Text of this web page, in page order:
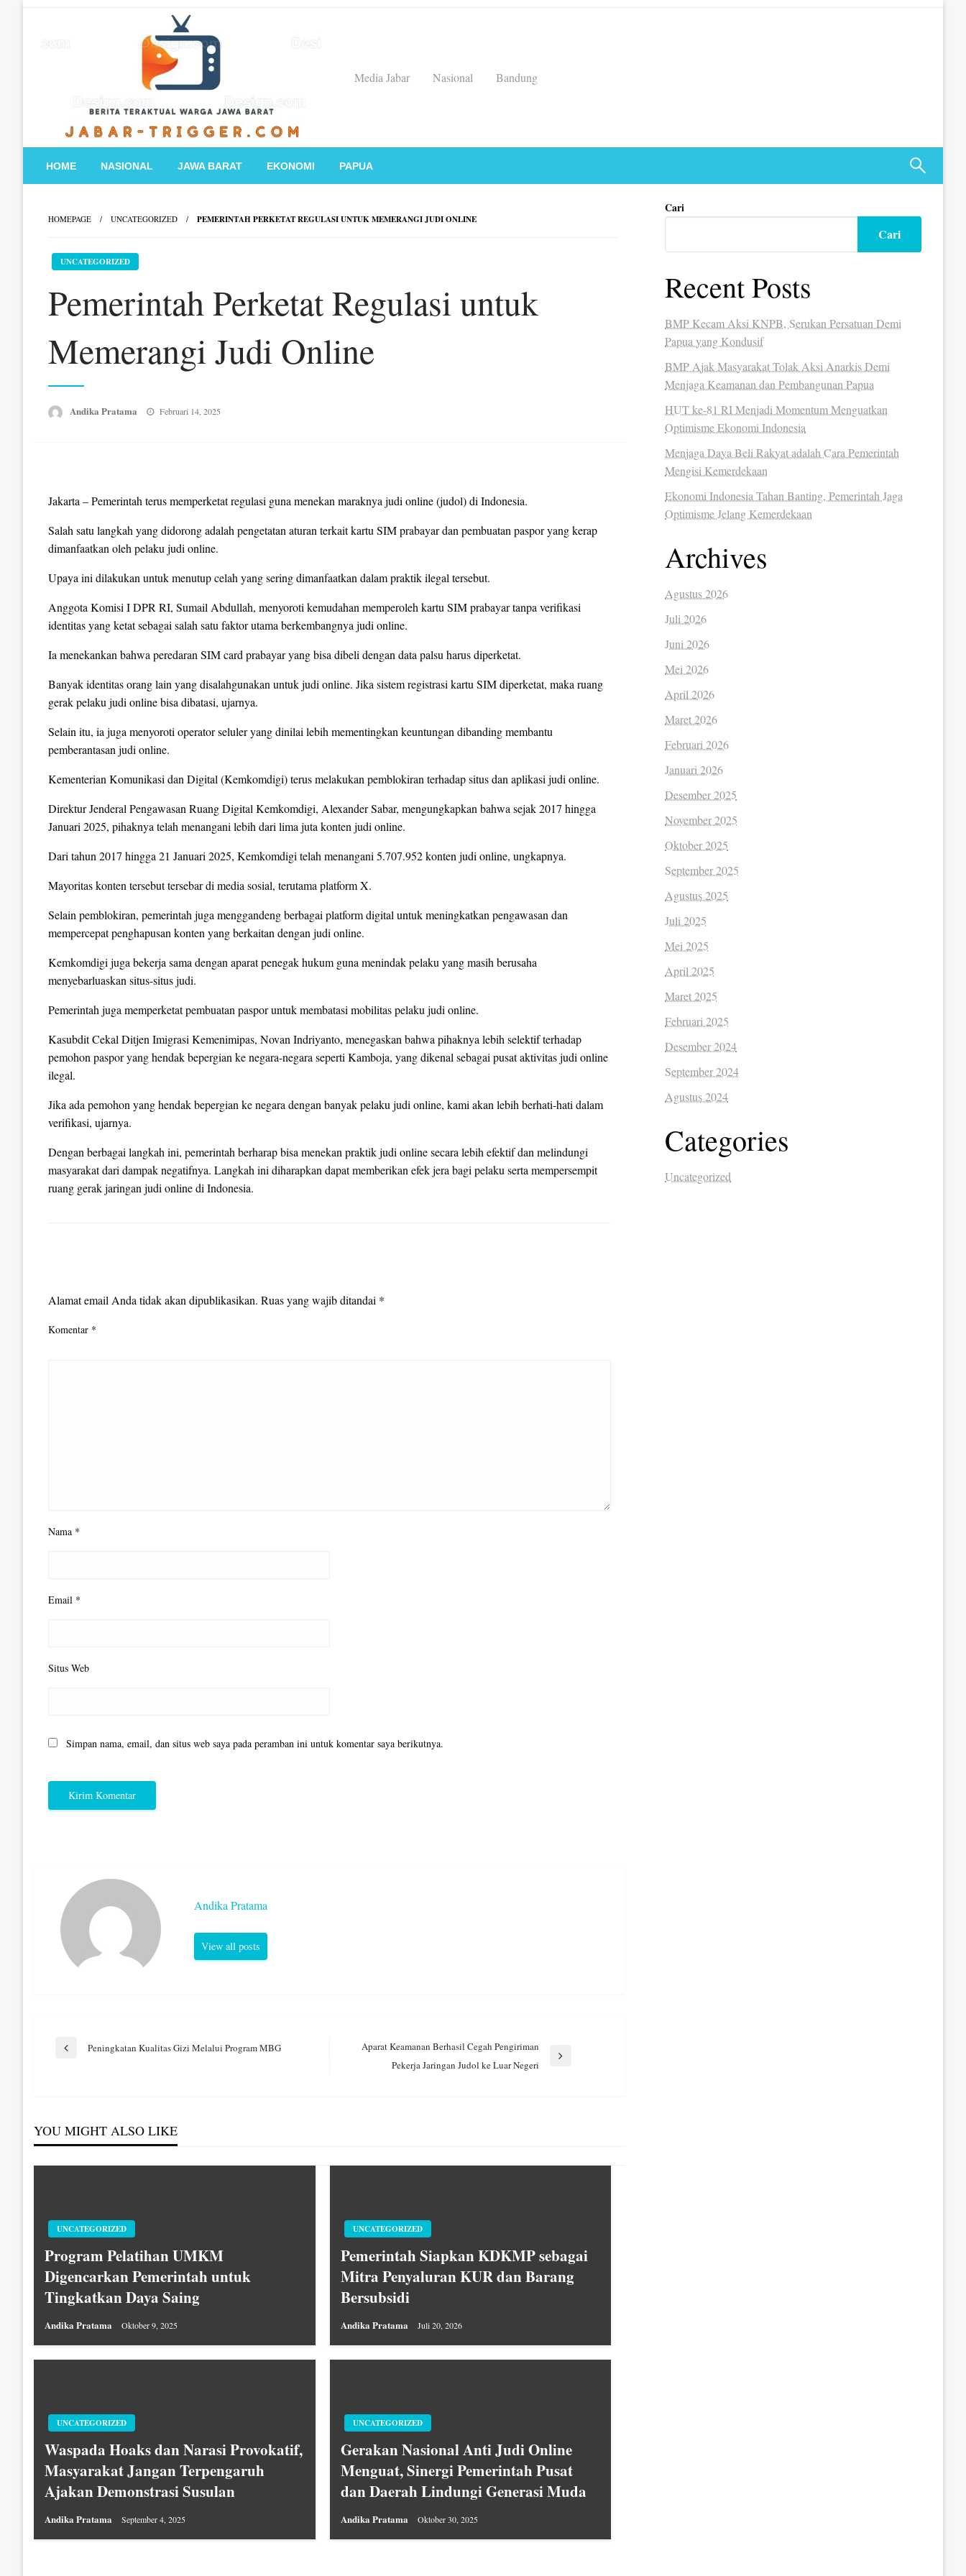
Media Jabar
Nasional Bandung
HOME NASIONAL JAWA BARAT EKONOMI PAPUA
HOMEPAGE UNCATEGORIZED PEMERINTAH PERKETAT REGULASI UNTUK MEMERANGI JUDI ONLINE
UNCATEGORIZED
Pemerintah Perketat Regulasi untuk
Memerangi Judi Online
Andika Pratama
Posted
Februari 14, 2025
Jakarta – Pemerintah terus memperketat regulasi guna menekan maraknya judi online (judol) di Indonesia.
Salah satu langkah yang didorong adalah pengetatan aturan terkait kartu SIM prabayar dan pembuatan paspor yang kerap
dimanfaatkan oleh pelaku judi online.
Upaya ini dilakukan untuk menutup celah yang sering dimanfaatkan dalam praktik ilegal tersebut.
Anggota Komisi I DPR RI, Sumail Abdullah, menyoroti kemudahan memperoleh kartu SIM prabayar tanpa verifikasi
identitas yang ketat sebagai salah satu faktor utama berkembangnya judi online.
Ia menekankan bahwa peredaran SIM card prabayar yang bisa dibeli dengan data palsu harus diperketat.
Banyak identitas orang lain yang disalahgunakan untuk judi online. Jika sistem registrasi kartu SIM diperketat, maka ruang
gerak pelaku judi online bisa dibatasi, ujarnya.
Selain itu, ia juga menyoroti operator seluler yang dinilai lebih mementingkan keuntungan dibanding membantu
pemberantasan judi online.
Kementerian Komunikasi dan Digital (Kemkomdigi) terus melakukan pemblokiran terhadap situs dan aplikasi judi online.
Direktur Jenderal Pengawasan Ruang Digital Kemkomdigi, Alexander Sabar, mengungkapkan bahwa sejak 2017 hingga
Januari 2025, pihaknya telah menangani lebih dari lima juta konten judi online.
Dari tahun 2017 hingga 21 Januari 2025, Kemkomdigi telah menangani 5.707.952 konten judi online, ungkapnya.
Mayoritas konten tersebut tersebar di media sosial, terutama platform X.
Selain pemblokiran, pemerintah juga menggandeng berbagai platform digital untuk meningkatkan pengawasan dan
mempercepat penghapusan konten yang berkaitan dengan judi online.
Kemkomdigi juga bekerja sama dengan aparat penegak hukum guna menindak pelaku yang masih berusaha
menyebarluaskan situs-situs judi.
Pemerintah juga memperketat pembuatan paspor untuk membatasi mobilitas pelaku judi online.
Kasubdit Cekal Ditjen Imigrasi Kemenimipas, Novan Indriyanto, menegaskan bahwa pihaknya lebih selektif terhadap
pemohon paspor yang hendak bepergian ke negara-negara seperti Kamboja, yang dikenal sebagai pusat aktivitas judi online
ilegal.
Jika ada pemohon yang hendak bepergian ke negara dengan banyak pelaku judi online, kami akan lebih berhati-hati dalam
verifikasi, ujarnya.
Dengan berbagai langkah ini, pemerintah berharap bisa menekan praktik judi online secara lebih efektif dan melindungi
masyarakat dari dampak negatifnya. Langkah ini diharapkan dapat memberikan efek jera bagi pelaku serta mempersempit
ruang gerak jaringan judi online di Indonesia.
Alamat email Anda tidak akan dipublikasikan. Ruas yang wajib ditandai *
Komentar *
Nama *
Email *
Situs Web
Simpan nama, email, dan situs web saya pada peramban ini untuk komentar saya berikutnya.
Andika Pratama
View all posts
Navigasi
Peningkatan Kualitas Gizi Melalui Program MBG
Aparat Keamanan Berhasil Cegah Pengiriman
Pekerja Jaringan Judol ke Luar Negeri
YOU MIGHT ALSO LIKE
UNCATEGORIZED
Program Pelatihan UMKM
Digencarkan Pemerintah untuk
Tingkatkan Daya Saing
Andika Pratama Oktober 9, 2025
UNCATEGORIZED
Pemerintah Siapkan KDKMP sebagai
Mitra Penyaluran KUR dan Barang
Bersubsidi
Andika Pratama Juli 20, 2026
UNCATEGORIZED
Waspada Hoaks dan Narasi Provokatif,
Masyarakat Jangan Terpengaruh
Ajakan Demonstrasi Susulan
Andika Pratama September 4, 2025
UNCATEGORIZED
Gerakan Nasional Anti Judi Online
Menguat, Sinergi Pemerintah Pusat
dan Daerah Lindungi Generasi Muda
Andika Pratama Oktober 30, 2025
Cari
Cari
Recent Posts
BMP Kecam Aksi KNPB, Serukan Persatuan Demi
Papua yang Kondusif
BMP Ajak Masyarakat Tolak Aksi Anarkis Demi
Menjaga Keamanan dan Pembangunan Papua
HUT ke-81 RI Menjadi Momentum Menguatkan
Optimisme Ekonomi Indonesia
Menjaga Daya Beli Rakyat adalah Cara Pemerintah
Mengisi Kemerdekaan
Ekonomi Indonesia Tahan Banting, Pemerintah Jaga
Optimisme Jelang Kemerdekaan
Archives
Agustus 2026
Juli 2026
Juni 2026
Mei 2026
April 2026
Maret 2026
Februari 2026
Januari 2026
Desember 2025
November 2025
Oktober 2025
September 2025
Agustus 2025
Juli 2025
Mei 2025
April 2025
Maret 2025
Februari 2025
Desember 2024
September 2024
Agustus 2024
Categories
Uncategorized